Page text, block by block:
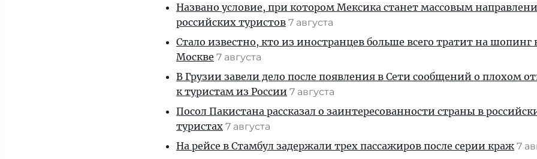
Названо условие, при котором Мексика станет массовым
российских туристов 7 августа
Стало известно, кто из иностранцев больше всего тратит на шопинг
Москве 7 августа
В Грузии завели дело после появления в Сети сообщений о плохом
к туристам из России 7 августа
Посол Пакистана рассказал о заинтересованности страны в
туристах 7 августа
На рейсе в Стамбул задержали трех пассажиров после серии краж 7